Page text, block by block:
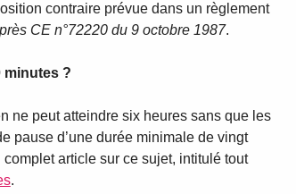
contraire prévue dans un règlement
CE n°72220 du 9 octobre 1987.
minutes ?
ne peut atteindre six heures sans que les
pause d’une durée minimale de vingt
complet article sur ce sujet, intitulé tout
.